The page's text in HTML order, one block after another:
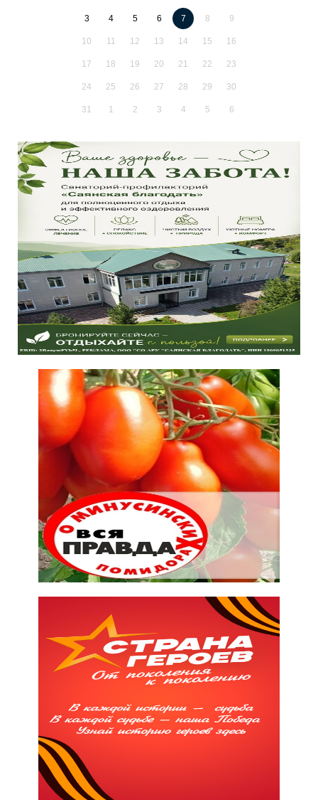
3 4 5 6 7 8 9
10 11 12 13 14 15 16
17 18 19 20 21 22 23
24 25 26 27 28 29 30
31 1 2 3 4 5 6